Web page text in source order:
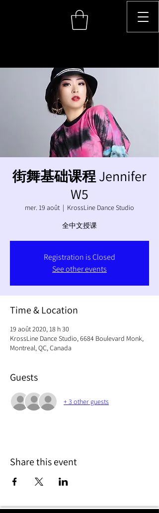
街舞基础课程 Jennifer
W5
mer. 19 août
  |
KrossLine Dance Studio
全中文授课
Registration is Closed
See other events
Time & Location
19 août 2020, 18 h 30
KrossLine Dance Studio, 6684 Boulevard Monk,
Montreal, QC, Canada
Guests
+ 3 other guests
Share this event